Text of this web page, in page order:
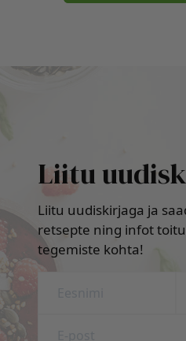
Liitu
Liitu uudiskirjaga ja
retsepte ning infot
tegemiste kohta!